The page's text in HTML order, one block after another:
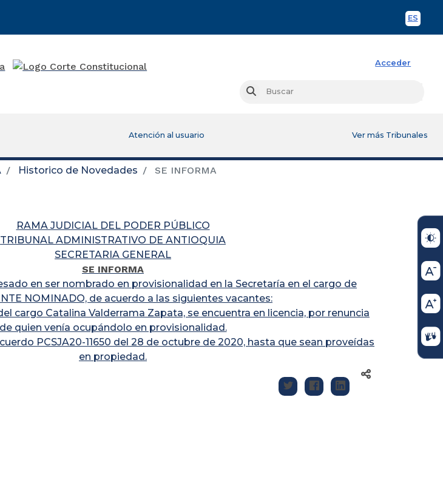
ES
Acceder
Buscar
Atención al usuario Ver más Tribunales
Historico de Novedades SE INFORMA
RAMA JUDICIAL DEL PODER PÚBLICO
TRIBUNAL ADMINISTRATIVO DE ANTIOQUIA
SECRETARIA GENERAL
SE INFORMA
en ser nombrado en provisionalidad en la Secretaría en el cargo de
NOMINADO, de acuerdo a las siguientes vacantes:
cargo Catalina Valderrama Zapata, se encuentra en licencia, por renuncia
de quien venía ocupándolo en provisionalidad.
PCSJA20-11650 del 28 de octubre de 2020, hasta que sean proveídas
en propiedad.